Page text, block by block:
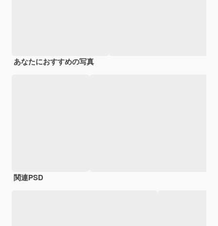
あなたにおすすめの写真
関連PSD